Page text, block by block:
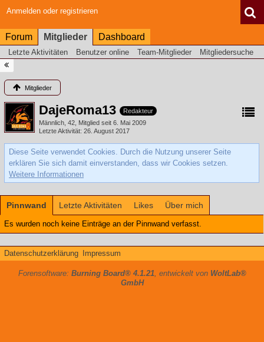
Anmelden oder registrieren
Forum Mitglieder Dashboard
Letzte Aktivitäten Benutzer online Team-Mitglieder Mitgliedersuche
Mitglieder
DajeRoma13
Redakteur
Männlich 42 Mitglied seit 6. Mai 2009
Letzte Aktivität 26. August 2017
Diese Seite verwendet Cookies. Durch die Nutzung unserer Seite
erklären Sie sich damit einverstanden, dass wir Cookies setzen.
Weitere Informationen
Pinnwand Letzte Aktivitäten Likes Über mich
Es wurden noch keine Einträge an der Pinnwand verfasst.
Datenschutzerklärung Impressum
Forensoftware: Burning Board® 4.1.21, entwickelt von WoltLab®
GmbH